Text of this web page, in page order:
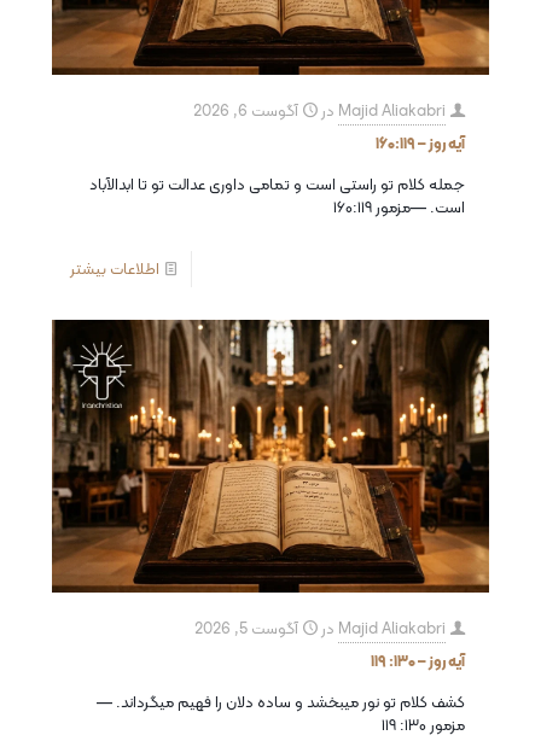
Majid Aliakabri در
آگوست 6, 2026
آیه روز – ۱۶۰:۱۱۹
جمله کلام تو راستی است و تمامی داوری عدالت تو تا ابدالآباد
است. —مزمور ۱۶۰:۱۱۹
اطلاعات بیشتر
Majid Aliakabri در
آگوست 5, 2026
آیه روز – ۱۳۰: ۱۱۹
کشف کلام تو نور میبخشد و ساده دلان را فهیم میگرداند. —
مزمور ۱۳۰: ۱۱۹